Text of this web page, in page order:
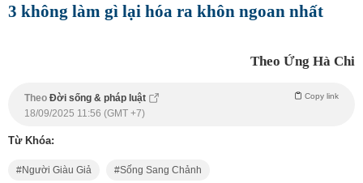
3 không làm gì lại hóa ra khôn ngoan nhất
Theo Ứng Hà Chi
Theo Đời sống & pháp luật Copy link
18/09/2025 11:56 (GMT +7)
Từ Khóa:
Người Giàu Giả Sống Sang Chảnh